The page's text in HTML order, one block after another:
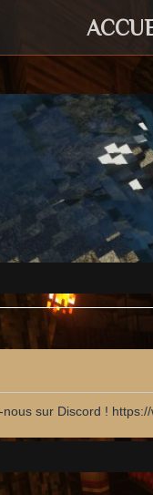
sur Discord !